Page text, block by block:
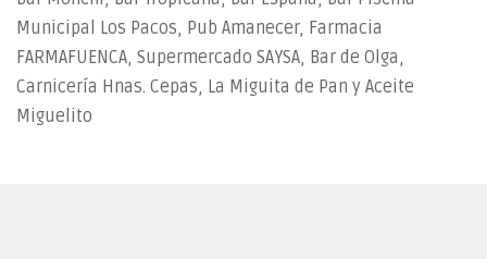
Municipal Los Pacos, Pub Amanecer, Farmacia
FARMAFUENCA, Supermercado SAYSA, Bar de Olga,
Carnicería Hnas. Cepas, La Miguita de Pan y Aceite
Miguelito